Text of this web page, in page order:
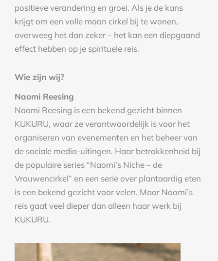
positieve verandering en groei. Als je de kans
krijgt om een volle maan cirkel bij te wonen,
overweeg het dan zeker – het kan een diepgaand
effect hebben op je spirituele reis.
Wie zijn wij?
Naomi Reesing
Naomi Reesing is een bekend gezicht binnen
KUKURU, waar ze verantwoordelijk is voor het
organiseren van evenementen en het beheer van
de sociale media-uitingen. Haar betrokkenheid bij
de populaire series “Naomi’s Niche – de
Vrouwencirkel” en een serie over plantaardig eten
is een bekend gezicht voor velen. Maar Naomi’s
reis gaat veel dieper dan alleen haar werk bij
KUKURU.